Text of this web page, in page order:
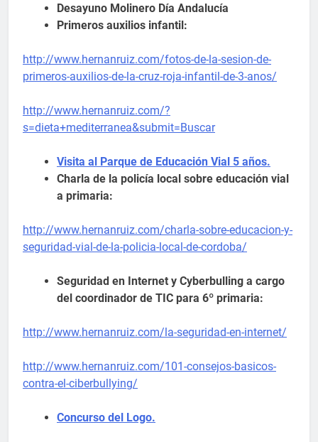
Desayuno Molinero Día Andalucía
Primeros auxilios infantil:
http://www.hernanruiz.com/fotos-de-la-sesion-de-
primeros-auxilios-de-la-cruz-roja-infantil-de-3-anos/
http://www.hernanruiz.com/?
s=dieta+mediterranea&submit=Buscar
Visita al Parque de Educación Vial 5 años.
Charla de la policía local sobre educación vial
a primaria:
http://www.hernanruiz.com/charla-sobre-educacion-y-
seguridad-vial-de-la-policia-local-de-cordoba/
Seguridad en Internet y Cyberbulling a cargo
del coordinador de TIC para 6º primaria:
http://www.hernanruiz.com/la-seguridad-en-internet/
http://www.hernanruiz.com/101-consejos-basicos-
contra-el-ciberbullying/
Concurso del Logo.